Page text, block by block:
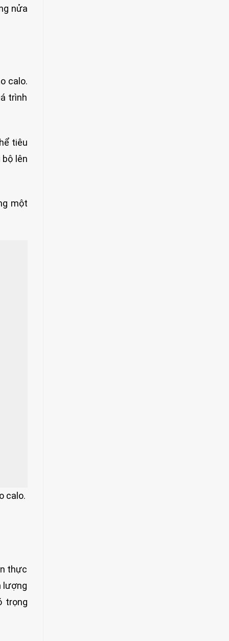
nửa
calo.
trình
tiêu
lên
một
calo.
thực
lượng
trọng